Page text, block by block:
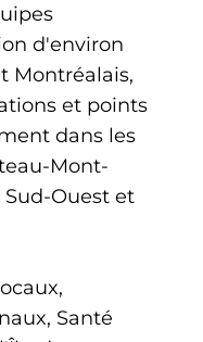
d'environ
Montréalais,
et points
dans les
Mont-
Sud-Ouest et
Santé